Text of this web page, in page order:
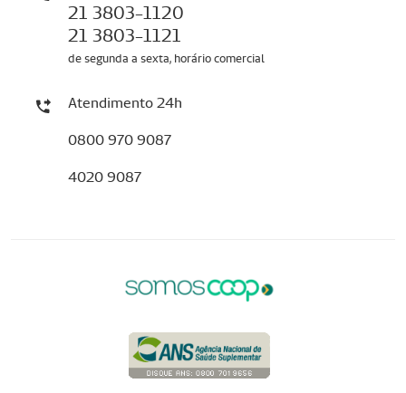
21 3803-1120
21 3803-1121
de segunda a sexta, horário comercial
Atendimento 24h
0800 970 9087
4020 9087